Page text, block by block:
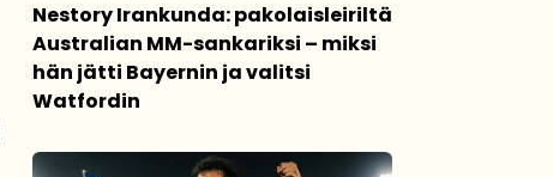
Nestory Irankunda: pakolaisleiriltä
Australian MM-sankariksi – miksi
hän jätti Bayernin ja valitsi
Watfordin